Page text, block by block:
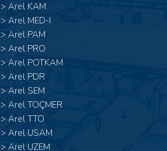
> Arel KAM
> Arel MED-I
> Arel PAM
> Arel PRO
> Arel POTKAM
> Arel PDR
> Arel SEM
> Arel TOÇMER
> Arel TTO
> Arel USAM
> Arel UZEM